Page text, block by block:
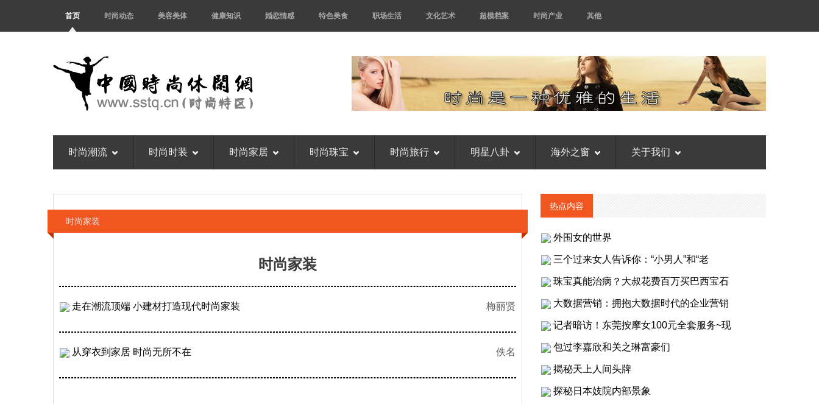
首页 时尚动态 美容美体 健康知识 婚恋情感 特色美食 职场生活 文化艺术 超模档案 时尚产业 其他
时尚潮流 时尚时装 时尚家居 时尚珠宝 时尚旅行 明星八卦 海外之窗 关于我们
时尚家装
时尚家装
走在潮流顶端 小建材打造现代时尚家装 梅丽贤
从穿衣到家居 时尚无所不在 佚名
热点内容
外围女的世界
三个过来女人告诉你：“小男人”和“老
珠宝真能治病？大叔花费百万买巴西宝石
大数据营销：拥抱大数据时代的企业营销
记者暗访！东莞按摩女100元全套服务~现
包过李嘉欣和关之琳富豪们
揭秘天上人间头牌
探秘日本妓院内部景象